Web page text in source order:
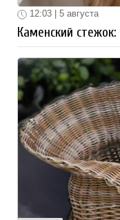
12:03 | 5 августа
Каменский